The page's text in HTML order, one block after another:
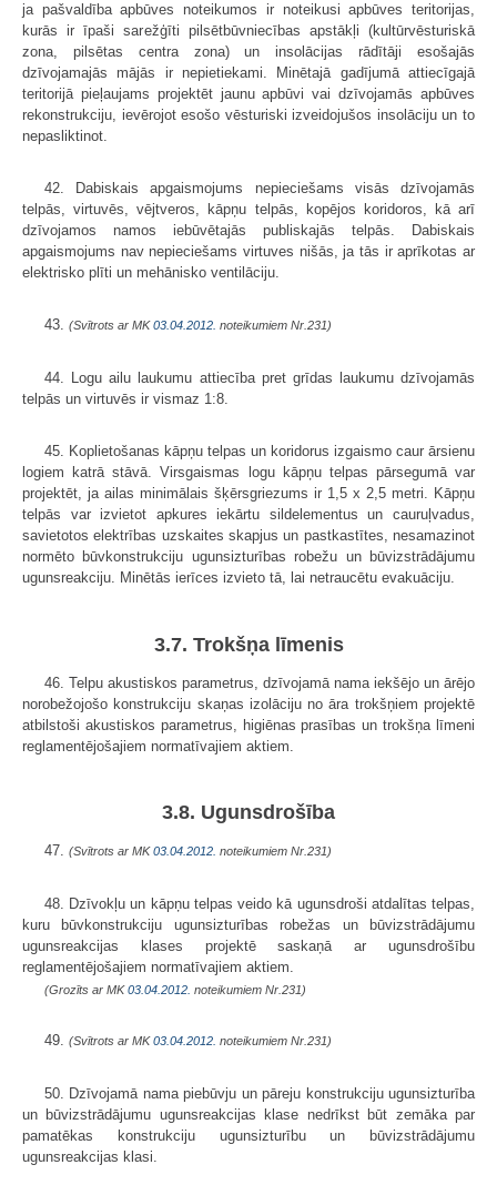
ja pašvaldība apbūves noteikumos ir noteikusi apbūves teritorijas,
kurās ir īpaši sarežģīti pilsētbūvniecības apstākļi (kultūrvēsturiskā
zona, pilsētas centra zona) un insolācijas rādītāji esošajās
dzīvojamajās mājās ir nepietiekami. Minētajā gadījumā attiecīgajā
teritorijā pieļaujams projektēt jaunu apbūvi vai dzīvojamās apbūves
rekonstrukciju, ievērojot esošo vēsturiski izveidojušos insolāciju un to
nepasliktinot.
42. Dabiskais apgaismojums nepieciešams visās dzīvojamās
telpās, vir­tuvēs, vējtveros, kāpņu telpās, kopējos koridoros, kā arī
dzīvojamos namos iebūvētajās publiskajās telpās. Dabiskais
apgaismojums nav nepieciešams virtuves nišās, ja tās ir aprīkotas ar
elektrisko plīti un mehānisko ventilāciju.
43. (Svītrots ar MK03.04.2012. noteikumiem Nr.231)
44. Logu ailu laukumu attiecība pret grīdas laukumu dzīvojamās
telpās un virtuvēs ir vismaz 1:8.
45. Koplietošanas kāpņu telpas un koridorus izgaismo caur ārsienu
logiem katrā stāvā. Virsgaismas logu kāpņu telpas pārsegumā var
projektēt, ja ailas minimālais šķērsgriezums ir 1,5 x 2,5 metri. Kāpņu
telpās var izvietot apkures iekārtu sildelementus un cauruļvadus,
savietotos elektrības uzskaites skapjus un pastkastītes, nesamazinot
normēto būvkonstrukciju ugunsizturības robežu un būvizstrādājumu
ugunsreakciju. Minētās ierīces izvieto tā, lai netraucētu evakuāciju.
3.7. Trokšņa līmenis
46. Telpu akustiskos parametrus, dzīvojamā nama iekšējo un ārējo
norobežojošo konstrukciju skaņas izolāciju no āra trokšņiem projektē
atbilstoši akustiskos parametrus, higiēnas prasības un trokšņa līmeni
reglamentējošajiem normatīvajiem aktiem.
3.8. Ugunsdrošība
47. (Svītrots ar MK03.04.2012. noteikumiem Nr.231)
48. Dzīvokļu un kāpņu telpas veido kā ugunsdroši atdalītas telpas,
kuru būvkonstrukciju uguns­izturības robežas un būvizstrādājumu
ugunsreakcijas klases projektē saskaņā ar ugunsdrošību
reglamentējošajiem normatīvajiem aktiem.
(Grozīts ar MK03.04.2012. noteikumiem Nr.231)
49. (Svītrots ar MK03.04.2012. noteikumiem Nr.231)
50. Dzīvojamā nama piebūvju un pāreju konstrukciju ugunsizturība
un būvizstrādājumu ugunsreakcijas klase nedrīkst būt zemāka par
pamatēkas konstrukciju ugunsizturību un būvizstrādājumu
ugunsreakcijas klasi.